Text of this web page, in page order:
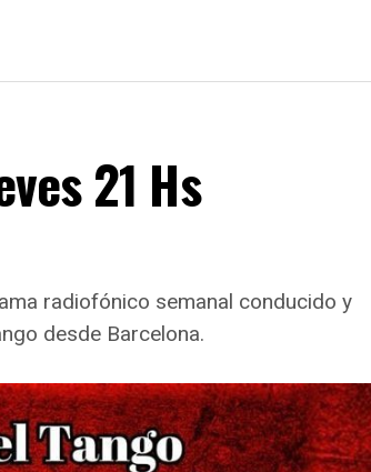
21 Hs
radiofónico semanal conducido y
desde Barcelona.